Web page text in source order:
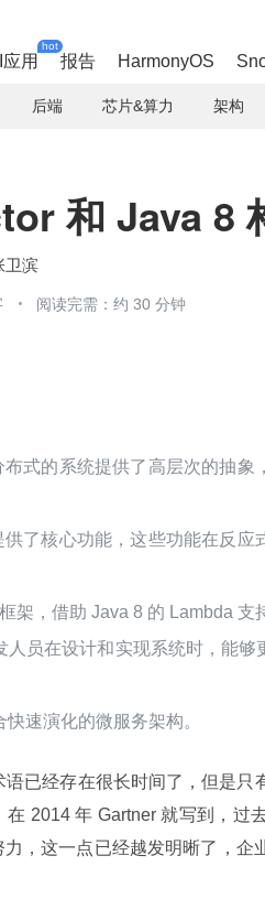
用
hot
报告 HarmonyOS
后端 芯片&算力 架构
和 Java 8
卫滨
阅读完需：约 30 分钟
式的系统提供了高层次的抽象
了核心功能，这些功能在反应
架，借助 Java 8 的 Lambda 支
人员在设计和实现系统时，能
速演化的微服务架构。
语已经存在很长时间了，但是
2014 年 Gartner 就写到，过
，这一点已经越发明晰了，企